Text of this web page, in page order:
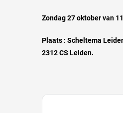
Zondag 27 oktober van
Plaats : Scheltema
2312 CS Leiden.